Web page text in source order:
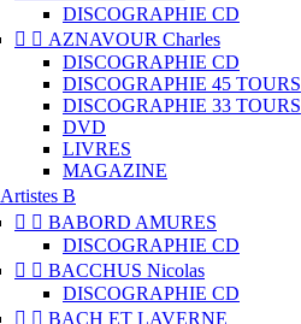
DISCOGRAPHIE CD
  AZNAVOUR Charles
DISCOGRAPHIE CD
DISCOGRAPHIE 45 TOURS
DISCOGRAPHIE 33 TOURS
DVD
LIVRES
MAGAZINE
Artistes B
  BABORD AMURES
DISCOGRAPHIE CD
  BACCHUS Nicolas
DISCOGRAPHIE CD
  BACH ET LAVERNE